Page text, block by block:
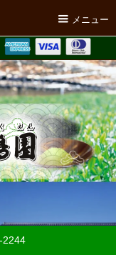
メニュー
2244